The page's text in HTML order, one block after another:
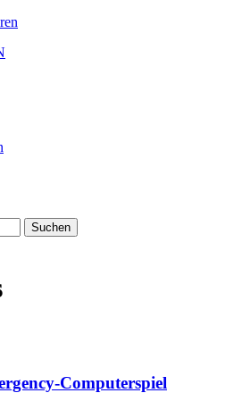
Computerspiel